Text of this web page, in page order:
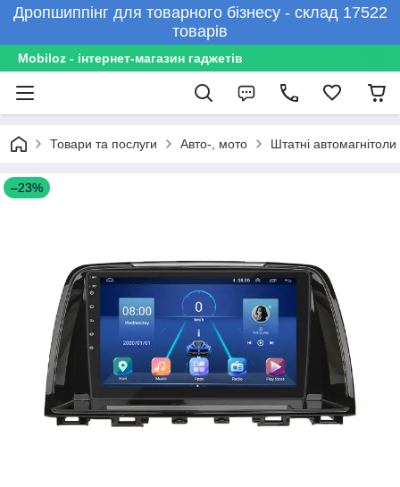
Дропшиппінг для товарного бізнесу - склад 17522
товарів
Mobiloz - інтернет-магазин гаджетів
Товари та послуги Авто-, мото Штатні автомагнітоли
–23%